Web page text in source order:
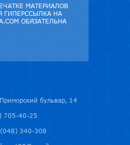
МАТЕРИАЛОВ
ГИПЕРССЫЛКА НА
ОБЯЗАТЕЛЬНА
бульвар, 14
705-40-25
340-308